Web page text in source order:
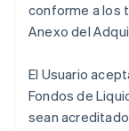
conforme a los
Anexo del
El Usuario
Fondos de
sean